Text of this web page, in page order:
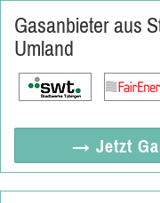
Gasanbieter aus
Umland
→ Jetzt